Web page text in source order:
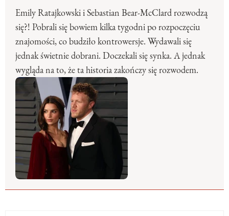
Emily Ratajkowski i Sebastian Bear-McClard rozwodzą
się?! Pobrali się bowiem kilka tygodni po rozpoczęciu
znajomości, co budziło kontrowersje. Wydawali się
jednak świetnie dobrani. Doczekali się synka. A jednak
wygląda na to, że ta historia zakończy się rozwodem.